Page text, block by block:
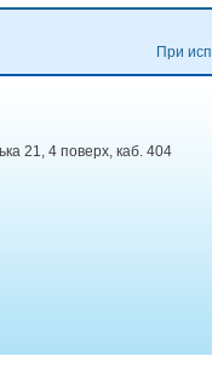
При
21, 4 поверх, каб. 404